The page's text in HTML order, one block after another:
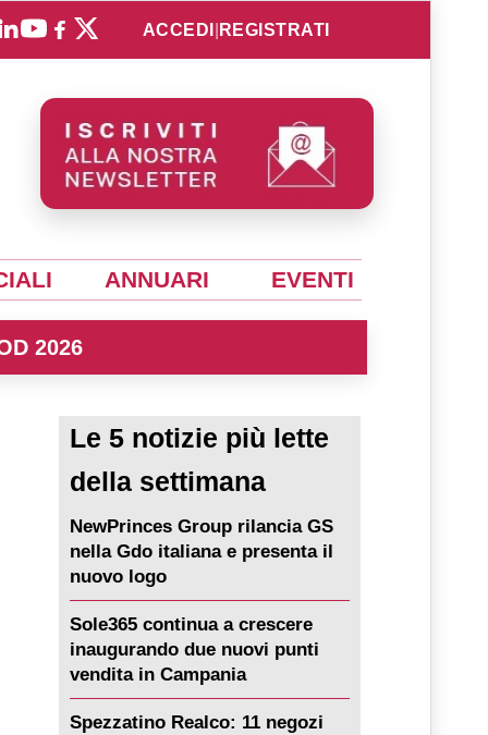
ACCEDI REGISTRATI
ANNUARI EVENTI
2026
Le 5 notizie più lette
della settimana
NewPrinces Group rilancia GS
nella Gdo italiana e presenta il
nuovo logo
Sole365 continua a crescere
inaugurando due nuovi punti
vendita in Campania
Spezzatino Realco: 11 negozi